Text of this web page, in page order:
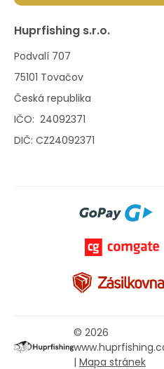
Huprfishing s.r.o.
Podvalí 707
75101 Tovačov
Česká republika
IČO: 24092371
DIČ: CZ24092371
© 2026
| Mapa stránek